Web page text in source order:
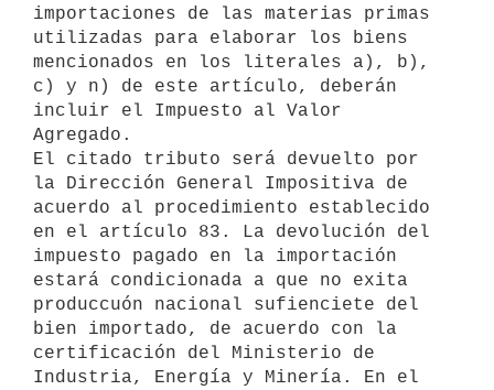
importaciones de las materias primas
utilizadas para elaborar los biens
mencionados en los literales a), b),
c) y n) de este artículo, deberán
incluir el Impuesto al Valor
Agregado.
El citado tributo será devuelto por
la Dirección General Impositiva de
acuerdo al procedimiento establecido
en el artículo 83. La devolución del
impuesto pagado en la importación
estará condicionada a que no exita
produccuón nacional sufienciete del
bien importado, de acuerdo con la
certificación del Ministerio de
Industria, Energía y Minería. En el